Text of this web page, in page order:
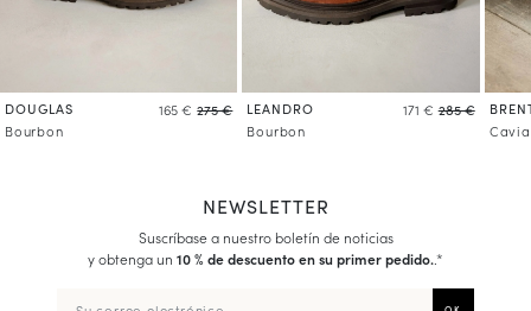
DOUGLAS 165 € 275 €
Bourbon
LEANDRO 171 € 285 €
Bourbon
NEWSLETTER
Suscríbase a nuestro boletín de noticias
y obtenga un 10 % de descuento en su primer pedido..*